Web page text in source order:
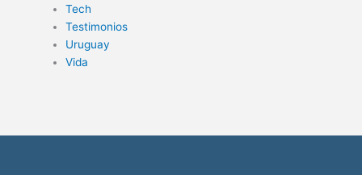
Tech
Testimonios
Uruguay
Vida